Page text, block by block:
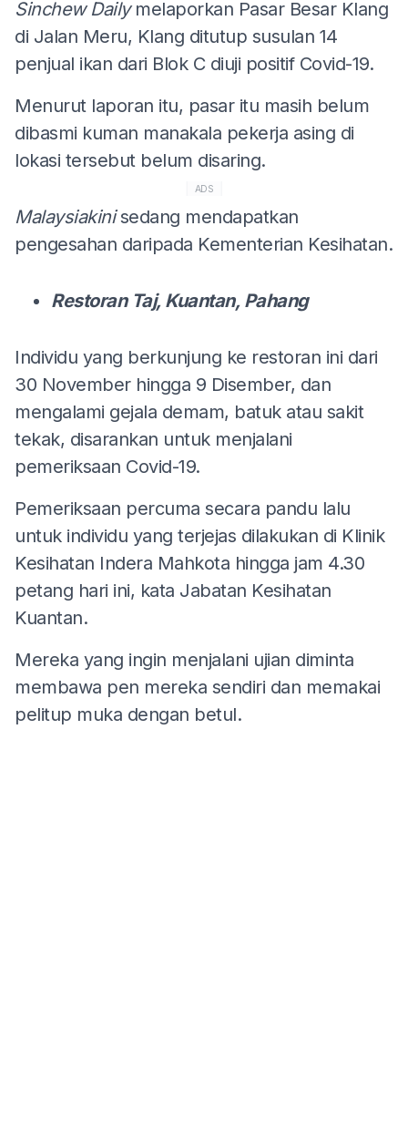
Sinchew Dailymelaporkan Pasar Besar Klang
di Jalan Meru, Klang ditutup susulan 14
penjual ikan dari Blok C diuji positif Covid-19.
Menurut laporan itu, pasar itu masih belum
dibasmi kuman manakala pekerja asing di
lokasi tersebut belum disaring.
ADS
Malaysiakinisedang mendapatkan
pengesahan daripada Kementerian Kesihatan.
Restoran Taj, Kuantan, Pahang
Individu yang berkunjung ke restoran ini dari
30 November hingga 9 Disember, dan
mengalami gejala demam, batuk atau sakit
tekak, disarankan untuk menjalani
pemeriksaan Covid-19.
Pemeriksaan percuma secara pandu lalu
untuk individu yang terjejas dilakukan di Klinik
Kesihatan Indera Mahkota hingga jam 4.30
petang hari ini, kata Jabatan Kesihatan
Kuantan.
Mereka yang ingin menjalani ujian diminta
membawa pen mereka sendiri dan memakai
pelitup muka dengan betul.